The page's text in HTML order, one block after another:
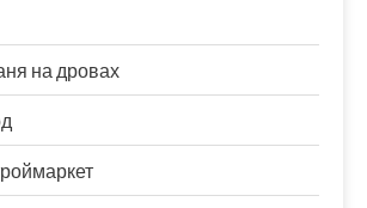
на дровах